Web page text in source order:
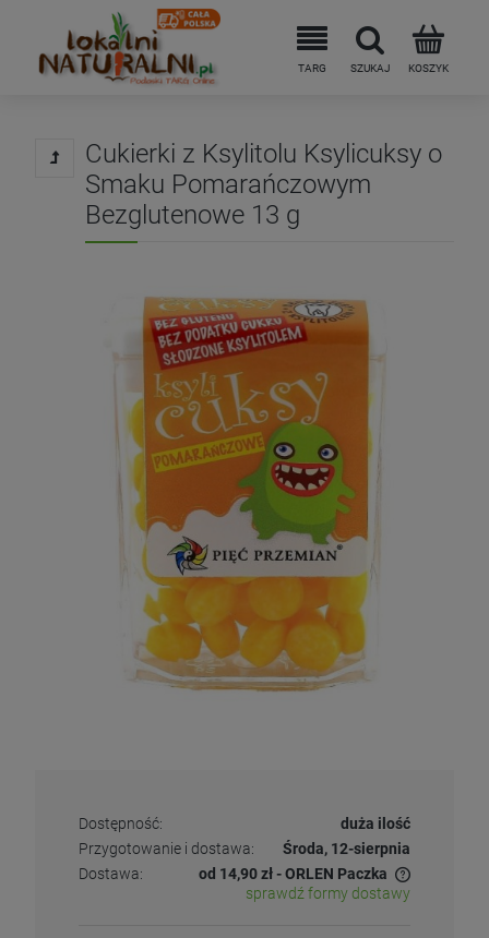
Cukierki z Ksylitolu Ksylicuksy o
Smaku Pomarańczowym
Bezglutenowe 13 g
Dostępność:
duża ilość
Przygotowanie i dostawa:
Środa, 12-sierpnia
Dostawa:
od 14,90 zł- ORLEN Paczka
sprawdź formy dostawy